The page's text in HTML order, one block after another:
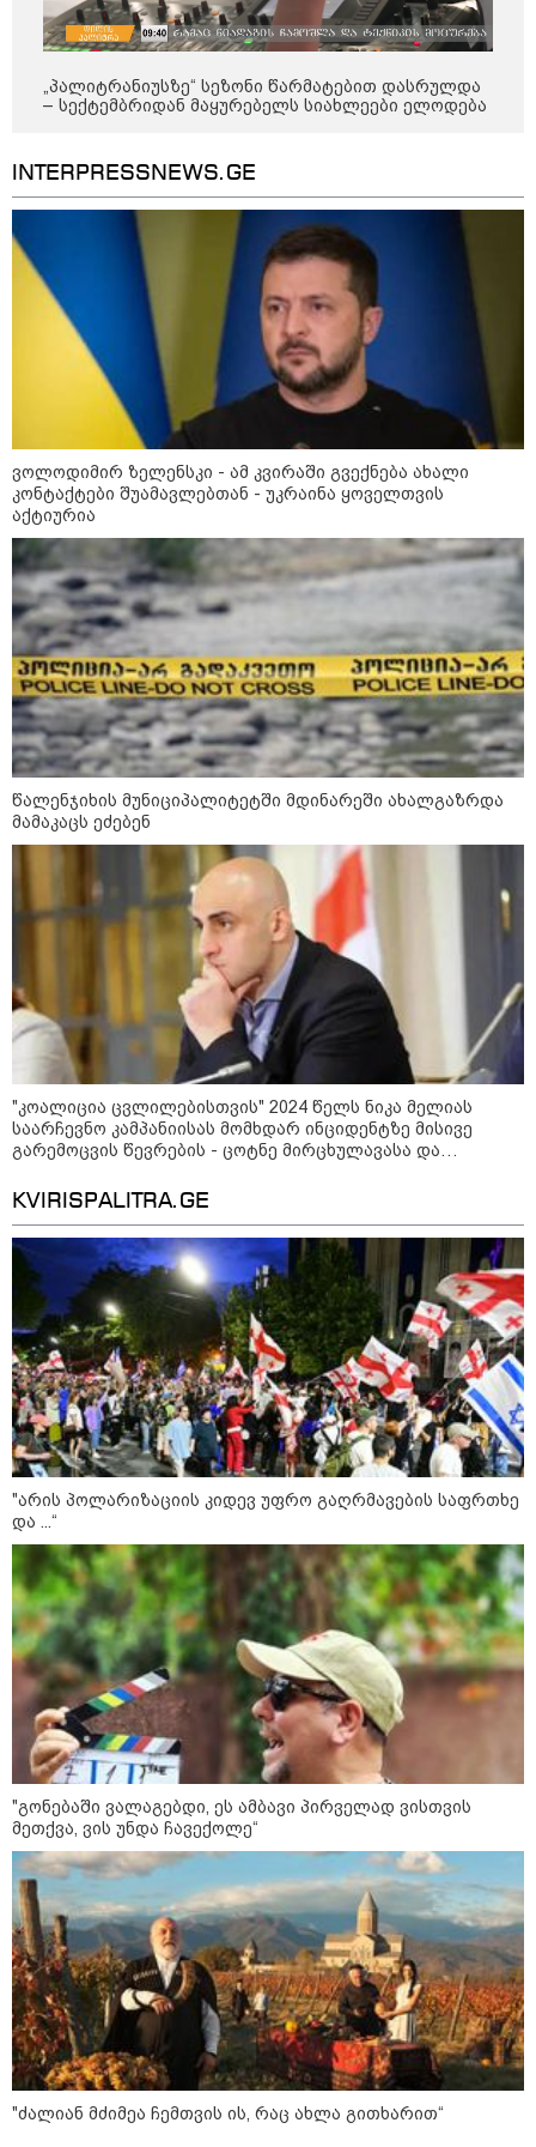
12:34 / 08-08-2026
გათიშვასთან დაკავშირებით?
19:32 / 08-08-2026
"სიმბოლურია, რომ კობახიძის
მოღალატეობრივი განცხადება
საქართველოს
თავისუფლებისთვის შეწირული
გმირების მემორიალზე
გაკეთდა" - "ნაციონალური
მოძრაობა"
"მკაცრად ვგმობთ ირაკლი
კობახიძის განცხადებას" -
"კოალიცია ცვლილებისთვის"
16:33 / 08-08-2026
"გიორგი ბარამიძემ რაღაც
არასწორად ჩამოაყალიბა,
მაგრამ ნამდვილად არ
ეკუთვნის წიხლი ივანიშვილის
ღალატზე დაფუძნებული
დიქტატურის მსახურებისგან" -
მიხეილ სააკაშვილი
16:22 / 08-08-2026
"აი, ეს არის სამშობლოს
დაკავშირებით ირაკლი
კობახიძის განცხადებას?
კატეგორიის ყველა სიახლე
მილიარდიანი იმპერიები მოედნის
მიღმა - ვინ არიან ყველა დროის
ყველაზე მაღალანაზღაურებადი
ანაკლიის პორტის საზღვაო
ინფრასტრუქტურის ძირითადი
პარამეტრები დაკორექტირდა - რა
წერია გზშ-ის ანგარიშში
უნცია ოქრო დღიურად 101
დოლარით გაძვირდა - რა ღირს
გრამი საქართველოში?
კონფლიქტები
12:46 / 07-08-2026
ოკუპირებულ აფხაზეთში საწვავის
დეფიციტია, კილომეტრიანი რიგები და
„პალიტრანიუსზე“ სეზონი წარმატებით დასრულდა
– სექტემბრიდან მაყურებელს სიახლეები ელოდება
INTERPRESSNEWS.GE
ვოლოდიმირ ზელენსკი - ამ კვირაში გვექნება ახალი
კონტაქტები შუამავლებთან - უკრაინა ყოველთვის
აქტიურია
წალენჯიხის მუნიციპალიტეტში მდინარეში ახალგაზრდა
მამაკაცს ეძებენ
"კოალიცია ცვლილებისთვის" 2024 წელს ნიკა მელიას
საარჩევნო კამპანიისას მომხდარ ინციდენტზე მისივე
გარემოცვის წევრების - ცოტნე მირცხულავასა და
უწოდებს
KVIRISPALITRA.GE
"არის პოლარიზაციის კიდევ უფრო გაღრმავების საფრთხე
და ...“
"გონებაში ვალაგებდი, ეს ამბავი პირველად ვისთვის
მეთქვა, ვის უნდა ჩავექოლე“
"ძალიან მძიმეა ჩემთვის ის, რაც ახლა გითხარით“